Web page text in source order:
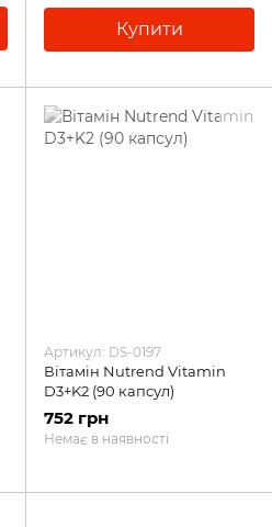
Купити
Артикул: DS-0197
Вітамін Nutrend Vitamin
D3+K2 (90 капсул)
752 грн
Немає в наявності